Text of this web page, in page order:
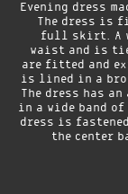
Evening dress
The dress is
full skirt. A
waist and is
are fitted and
is lined in a
The dress has
in a wide band
dress is
the center